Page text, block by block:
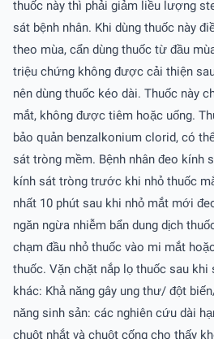
thuốc này thì phải giảm liều lượng
sát bệnh nhân. Khi dùng thuốc này
theo mùa, cẩn dùng thuốc từ đầu
triệu chứng không được cải thiện
nên dùng thuốc kéo dài. Thuốc này
mắt, không được tiêm hoặc uống.
bảo quản benzalkonium clorid, có
sát tròng mềm. Bệnh nhân đeo kính
kính sát tròng trước khi nhỏ thuốc
nhất 10 phút sau khi nhỏ mắt mới
ngăn ngừa nhiễm bẩn dung dịch
chạm đầu nhỏ thuốc vào mi mắt
thuốc. Vặn chặt nắp lọ thuốc sau khi
khác: Khả năng gây ung thư/ đột
năng sinh sản: các nghiên cứu dài
chuột nhắt và chuột cống cho thấy